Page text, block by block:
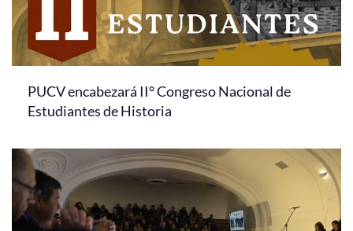
PUCV encabezará II° Congreso Nacional de
Estudiantes de Historia